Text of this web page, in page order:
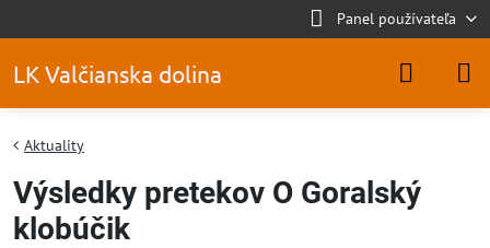
Panel používateľa
LK Valčianska dolina
Aktuality
Výsledky pretekov O Goralský
klobúčik